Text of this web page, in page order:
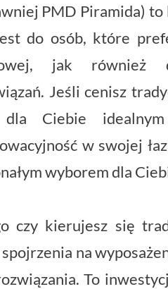
PMD Piramida)
do osób, które
jak również
Jeśli cenisz
Ciebie
w swojej
wyborem dla
czy kierujesz się
na
To